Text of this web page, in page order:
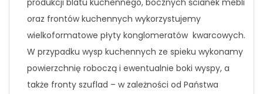
oraz frontów kuchennych wykorzystujemy
wielkoformatowe płyty konglomeratów kwarcowych.
W przypadku wysp kuchennych ze spieku wykonamy
powierzchnię roboczą i ewentualnie boki wyspy, a
także fronty szuflad – w zależności od Państwa